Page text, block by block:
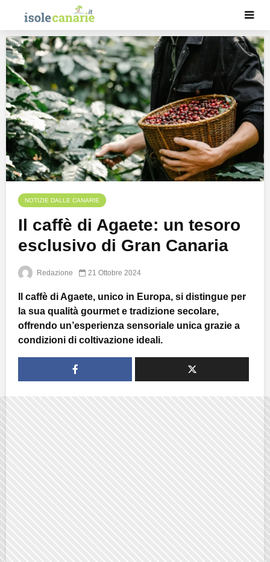
NOTIZIE DALLE CANARIE
Il caffè di Agaete: un tesoro
esclusivo di Gran Canaria
Redazione 21 Ottobre 2024
Il caffè di Agaete, unico in Europa, si distingue per
la sua qualità gourmet e tradizione secolare,
offrendo un’esperienza sensoriale unica grazie a
condizioni di coltivazione ideali.